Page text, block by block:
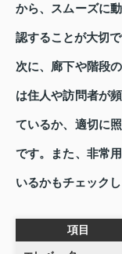
から、スムーズに
認することが大切で
次に、廊下や階段
は住人や訪問者が
ているか、適切に
です。また、非常
いるかもチェックし
項目